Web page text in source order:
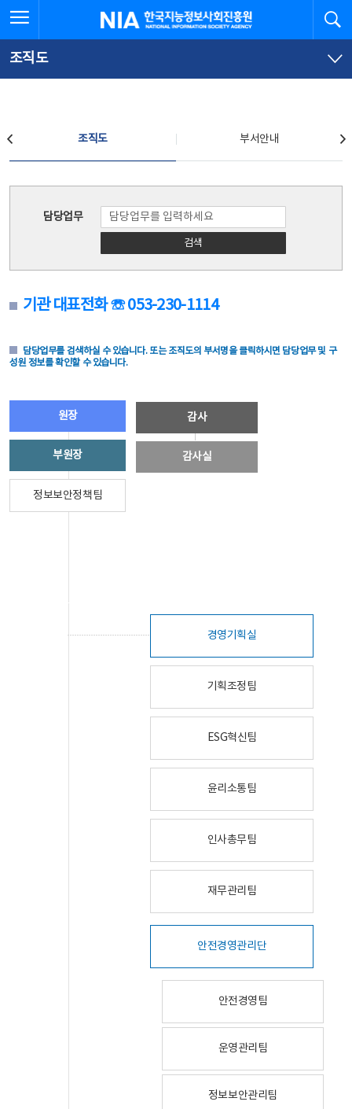
문
로
가
체
뉴
바
가
한국지능정보사회진흥원
조직도
조직도 부서안내
담당업무
검색
기관 대표전화 ☏ 053-230-1114
담당업무를 검색하실 수 있습니다. 또는 조직도의 부서명을 클릭하시면 담당업무 및 구
성원 정보를 확인할 수 있습니다.
원장
부원장
정보보안정책팀
감사
감사실
경영기획실
기획조정팀
ESG혁신팀
윤리소통팀
인사총무팀
재무관리팀
안전경영관리단
안전경영팀
운영관리팀
정보보안관리팀